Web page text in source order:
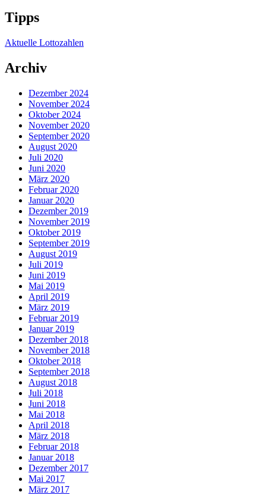
Tipps
Aktuelle Lottozahlen
Archiv
Dezember 2024
November 2024
Oktober 2024
November 2020
September 2020
August 2020
Juli 2020
Juni 2020
März 2020
Februar 2020
Januar 2020
Dezember 2019
November 2019
Oktober 2019
September 2019
August 2019
Juli 2019
Juni 2019
Mai 2019
April 2019
März 2019
Februar 2019
Januar 2019
Dezember 2018
November 2018
Oktober 2018
September 2018
August 2018
Juli 2018
Juni 2018
Mai 2018
April 2018
März 2018
Februar 2018
Januar 2018
Dezember 2017
Mai 2017
März 2017